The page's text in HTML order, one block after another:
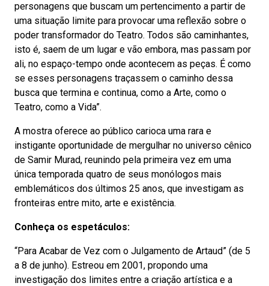
personagens que buscam um pertencimento a partir de
uma situação limite para provocar uma reflexão sobre o
poder transformador do Teatro. Todos são caminhantes,
isto é, saem de um lugar e vão embora, mas passam por
ali, no espaço-tempo onde acontecem as peças. É como
se esses personagens traçassem o caminho dessa
busca que termina e continua, como a Arte, como o
Teatro, como a Vida”.
A mostra oferece ao público carioca uma rara e
instigante oportunidade de mergulhar no universo cênico
de Samir Murad, reunindo pela primeira vez em uma
única temporada quatro de seus monólogos mais
emblemáticos dos últimos 25 anos, que investigam as
fronteiras entre mito, arte e existência.
Conheça os espetáculos:
“Para Acabar de Vez com o Julgamento de Artaud” (de 5
a 8 de junho). Estreou em 2001, propondo uma
investigação dos limites entre a criação artística e a